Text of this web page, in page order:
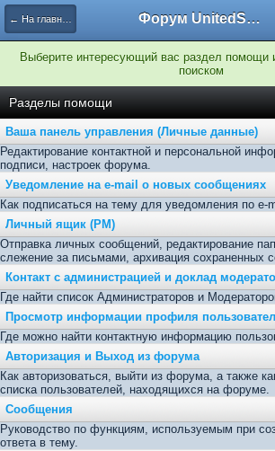
← На главную Форум UnitedSouth
Выберите интересующий вас раздел помощи
поиском
Разделы помощи
Ваша панель управления (Личные данные)
Редактирование контактной и персональной
подписи, настроек форума.
Уведомление на e-mail о новых сообщениях
Как подписаться на тему для уведомления по e-
Личный ящик (PM)
Отправка личных сообщений, редактирование
слежение за письмами, архивация сохраненных
Контакт с администрацией и доклад
Где найти список Администраторов и
Просмотр информации профиля
Где можно найти контактную информацию
Авторизация и Выход из форума
Как авторизоваться, выйти из форума, а также
списка пользователей, находящихся на форуме.
Сообщения
Руководство по функциям, используемым при
ответа в тему.